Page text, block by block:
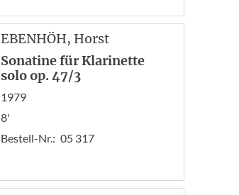
EBENHÖH, Horst
Sonatine für Klarinette
solo op. 47/3
1979
8'
Bestell-Nr.: 05 317